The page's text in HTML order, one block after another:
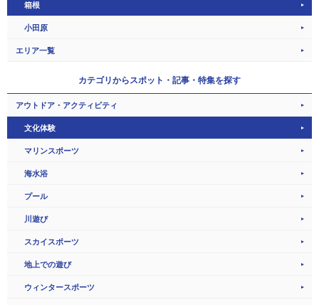
箱根
小田原
エリア一覧
カテゴリからスポット・記事・特集を探す
アウトドア・アクティビティ
文化体験
マリンスポーツ
海水浴
プール
川遊び
スカイスポーツ
地上での遊び
ウィンタースポーツ